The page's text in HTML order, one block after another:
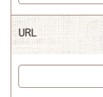
URL